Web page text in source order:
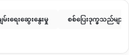
ျမ်းရေးဆွေးနွေးမှု စစ်ပြေးဒုက္ခသည်များ